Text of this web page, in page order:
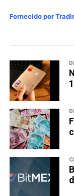
Fornecido por